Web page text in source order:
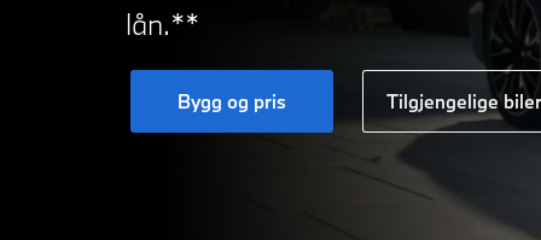
lån.**
Bygg og pris Tilgjengelige biler